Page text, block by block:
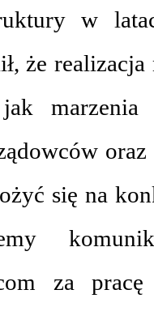
w
że realizacja
marzenia
oraz
się na
za